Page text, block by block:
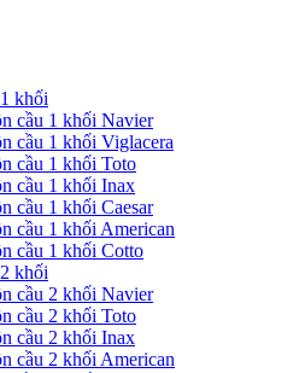
khối
cầu 1 khối Navier
cầu 1 khối Viglacera
cầu 1 khối Toto
cầu 1 khối Inax
cầu 1 khối Caesar
cầu 1 khối American
cầu 1 khối Cotto
khối
cầu 2 khối Navier
cầu 2 khối Toto
cầu 2 khối Inax
cầu 2 khối American